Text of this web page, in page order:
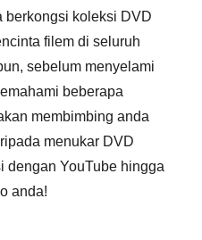
berkongsi koleksi DVD
filem di seluruh
sebelum menyelami
beberapa
membimbing anda
menukar DVD
dengan YouTube hingga
anda!